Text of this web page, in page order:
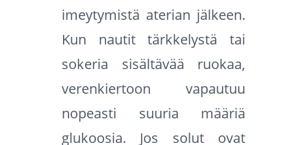
imeytymistä aterian jälkeen.
Kun nautit tärkkelystä tai
sokeria sisältävää ruokaa,
verenkiertoon vapautuu
nopeasti suuria määriä
glukoosia. Jos solut ovat